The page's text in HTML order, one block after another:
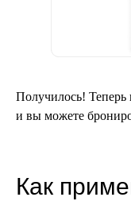
Получилось! Теперь
и вы можете
Как